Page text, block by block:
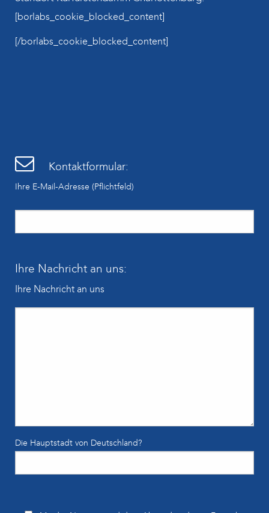
[borlabs_cookie_blocked_content]
[/borlabs_cookie_blocked_content]
Kontaktformular:
Ihre E-Mail-Adresse (Pflichtfeld)
Ihre Nachricht an uns:
Ihre Nachricht an uns
Die Hauptstadt von Deutschland?